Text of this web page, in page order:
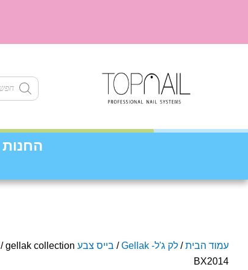
Products
search
החנות
עמוד הבית/ לק ג'ל- Gellak / בייס צבע base color / gellak collection
BX2014